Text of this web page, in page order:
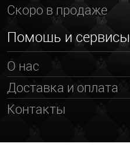
Скоро в продаже
Помощь и сервисы
О нас
Доставка и оплата
Контакты